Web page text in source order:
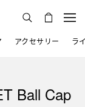
アクセサリー ラ
Ball Cap